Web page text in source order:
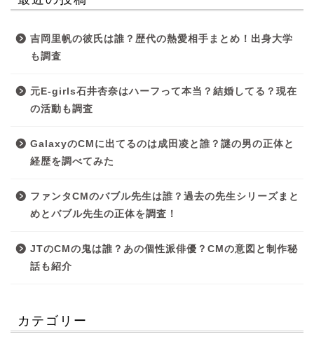
吉岡里帆の彼氏は誰？歴代の熱愛相手まとめ！出身大学
も調査
元E-girls石井杏奈はハーフって本当？結婚してる？現在
の活動も調査
GalaxyのCMに出てるのは成田凌と誰？謎の男の正体と
経歴を調べてみた
ファンタCMのバブル先生は誰？過去の先生シリーズまと
めとバブル先生の正体を調査！
JTのCMの鬼は誰？あの個性派俳優？CMの意図と制作秘
話も紹介
カテゴリー